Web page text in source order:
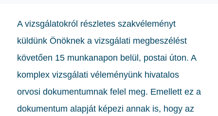
A vizsgálatokról részletes szakvéleményt
küldünk Önöknek a vizsgálati megbeszélést
követően 15 munkanapon belül, postai úton. A
komplex vizsgálati véleményünk hivatalos
orvosi dokumentumnak felel meg. Emellett ez a
dokumentum alapját képezi annak is, hogy az